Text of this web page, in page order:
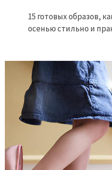
15 готовых образов,
осенью стильно и